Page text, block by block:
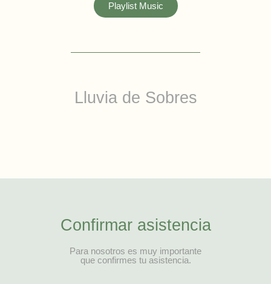
Playlist Music
Lluvia de Sobres
Confirmar asistencia
Para nosotros es muy importante
que confirmes tu asistencia.